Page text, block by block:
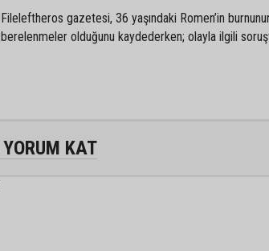
Fileleftheros gazetesi, 36 yaşındaki Romen’in burnunun
berelenmeler olduğunu kaydederken; olayla ilgili
YORUM KAT